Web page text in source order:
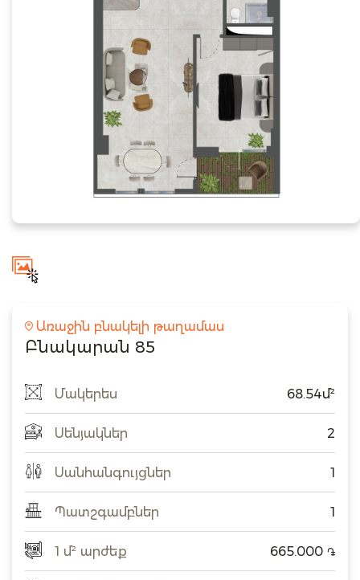
Առաջին բնակելի թաղամաս
Բնակարան 85
Մակերես 68.54մ²
Սենյակներ 2
Սանհանգույցներ 1
Պատշգամբներ 1
1 մ² արժեք 665.000 ֏